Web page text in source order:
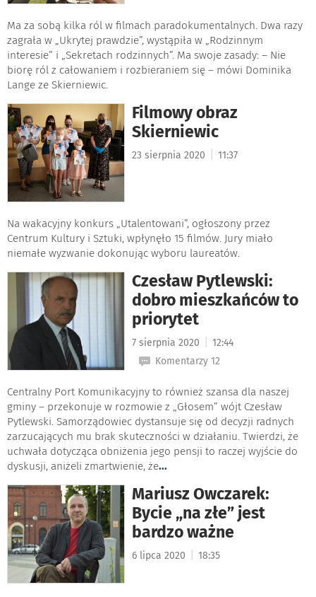
Ma za sobą kilka ról w filmach paradokumentalnych. Dwa razy
zagrała w „Ukrytej prawdzie”, wystąpiła w „Rodzinnym
interesie” i „Sekretach rodzinnych”. Ma swoje zasady: – Nie
biorę ról z całowaniem i rozbieraniem się – mówi Dominika
Lange ze Skierniewic.
Filmowy obraz
Skierniewic
23 sierpnia 2020 11:37
Na wakacyjny konkurs „Utalentowani”, ogłoszony przez
Centrum Kultury i Sztuki, wpłynęło 15 filmów. Jury miało
niemałe wyzwanie dokonując wyboru laureatów.
Czesław Pytlewski:
dobro mieszkańców to
priorytet
7 sierpnia 2020
12:44
Komentarzy 12
Centralny Port Komunikacyjny to również szansa dla naszej
gminy – przekonuje w rozmowie z „Głosem” wójt Czesław
Pytlewski. Samorządowiec dystansuje się od decyzji radnych
zarzucających mu brak skuteczności w działaniu. Twierdzi, że
uchwała dotycząca obniżenia jego pensji to raczej wyjście do
dyskusji, aniżeli zmartwienie, że...
Mariusz Owczarek:
Bycie „na złe” jest
bardzo ważne
6 lipca 2020 18:35